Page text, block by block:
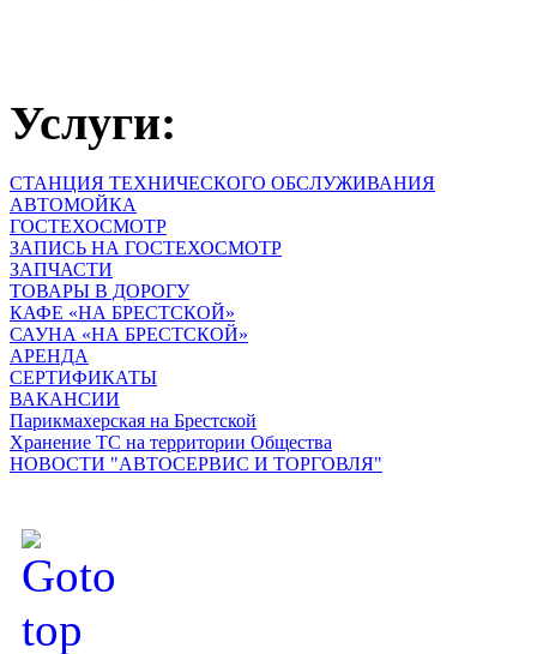
Услуги:
СТАНЦИЯ ТЕХНИЧЕСКОГО ОБСЛУЖИВАНИЯ
АВТОМОЙКА
ГОСТЕХОСМОТР
ЗАПИСЬ НА ГОСТЕХОСМОТР
ЗАПЧАСТИ
ТОВАРЫ В ДОРОГУ
КАФЕ «НА БРЕСТСКОЙ»
САУНА «НА БРЕСТСКОЙ»
АРЕНДА
СЕРТИФИКАТЫ
ВАКАНСИИ
Парикмахерская на Брестской
Хранение ТС на территории Общества
НОВОСТИ "АВТОСЕРВИС И ТОРГОВЛЯ"